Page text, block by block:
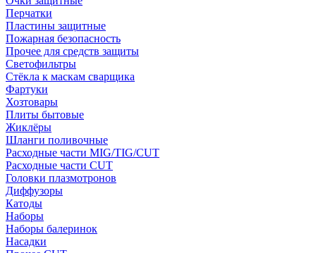
Перчатки
Пластины защитные
Пожарная безопасность
Прочее для средств защиты
Светофильтры
Стёкла к маскам сварщика
Фартуки
Хозтовары
Плиты бытовые
Жиклёры
Шланги поливочные
Расходные части MIG/TIG/CUT
Расходные части CUT
Головки плазмотронов
Диффузоры
Катоды
Наборы
Наборы балеринок
Насадки